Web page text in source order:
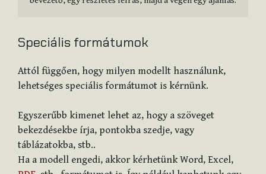
Speciális formátumok
Attól függően, hogy milyen modellt használunk,
lehetséges speciális formátumot is kérnünk.
Egyszerűbb kimenet lehet az, hogy a szöveget
bekezdésekbe írja, pontokba szedje, vagy
táblázatokba, stb..
Ha a modell engedi, akkor kérhetünk Word, Excel,